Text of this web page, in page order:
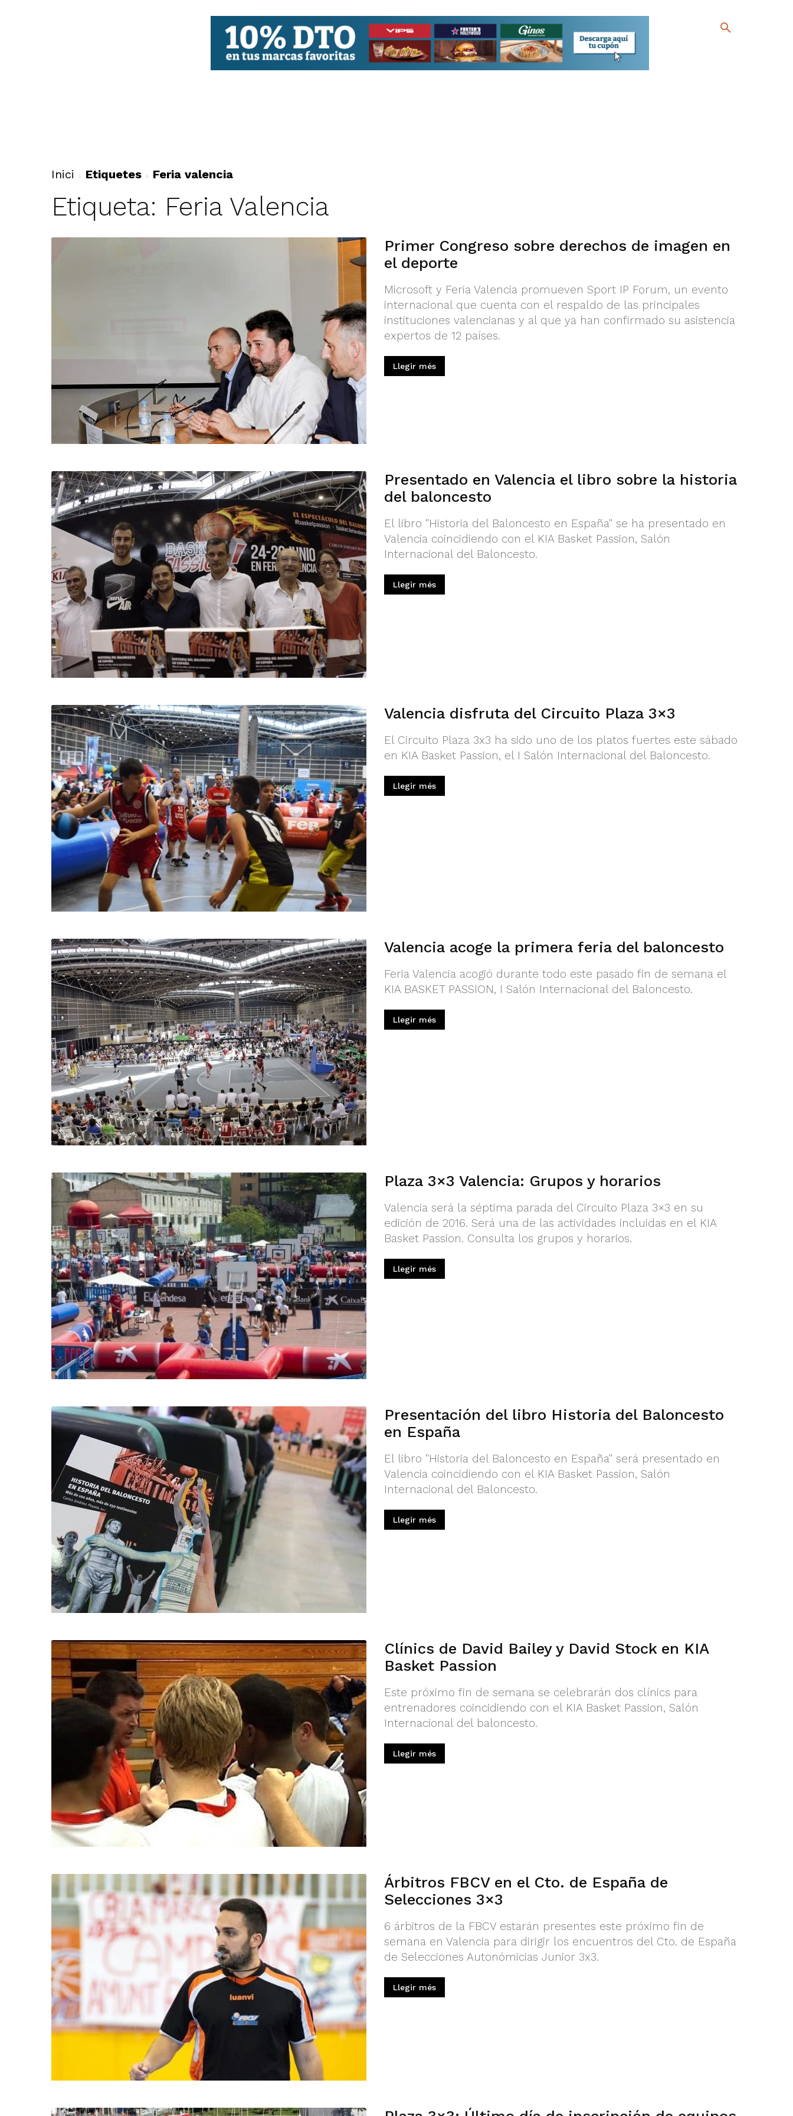
Inici Etiquetes Feria valencia
Etiqueta: Feria Valencia
Primer Congreso sobre derechos de imagen en
el deporte
Microsoft y Feria Valencia promueven Sport IP Forum, un evento
internacional que cuenta con el respaldo de las principales
instituciones valencianas y al que ya han confirmado su asistencia
expertos de 12 países.
Llegir més
Presentado en Valencia el libro sobre la historia
del baloncesto
El libro "Historia del Baloncesto en España" se ha presentado en
Valencia coincidiendo con el KIA Basket Passion, Salón
Internacional del Baloncesto.
Llegir més
Valencia disfruta del Circuito Plaza 3×3
El Circuito Plaza 3x3 ha sido uno de los platos fuertes este sábado
en KIA Basket Passion, el I Salón Internacional del Baloncesto.
Llegir més
Valencia acoge la primera feria del baloncesto
Feria Valencia acogió durante todo este pasado fin de semana el
KIA BASKET PASSION, I Salón Internacional del Baloncesto.
Llegir més
Plaza 3×3 Valencia: Grupos y horarios
Valencia será la séptima parada del Circuito Plaza 3×3 en su
edición de 2016. Será una de las actividades incluidas en el KIA
Basket Passion. Consulta los grupos y horarios.
Llegir més
Presentación del libro Historia del Baloncesto
en España
El libro "Historia del Baloncesto en España" será presentado en
Valencia coincidiendo con el KIA Basket Passion, Salón
Internacional del Baloncesto.
Llegir més
Clínics de David Bailey y David Stock en KIA
Basket Passion
Este próximo fin de semana se celebrarán dos clínics para
entrenadores coincidiendo con el KIA Basket Passion, Salón
Internacional del baloncesto.
Llegir més
Árbitros FBCV en el Cto. de España de
Selecciones 3×3
6 árbitros de la FBCV estarán presentes este próximo fin de
semana en Valencia para dirigir los encuentros del Cto. de España
de Selecciones Autonómicias Junior 3x3.
Llegir més